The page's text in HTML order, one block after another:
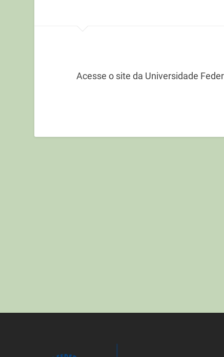
Acesse o site da Universidade